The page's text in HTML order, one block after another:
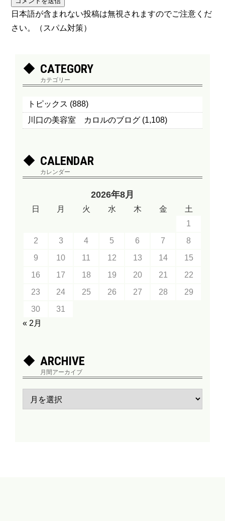
日本語が含まれない投稿は無視されますのでご注意くだ
さい。（スパム対策）
CATEGORY
カテゴリー
トピックス (888)
川口の美容室 カロルのブログ (1,108)
CALENDAR
カレンダー
2026年8月
日 月 火 水 木 金
土
1
2
3 4 5 6 7
8
9
10 11 12 13 14
15
16
17 18 19 20 21
22
23
24 25 26 27 28
29
30
31
« 2月
ARCHIVE
月間アーカイブ